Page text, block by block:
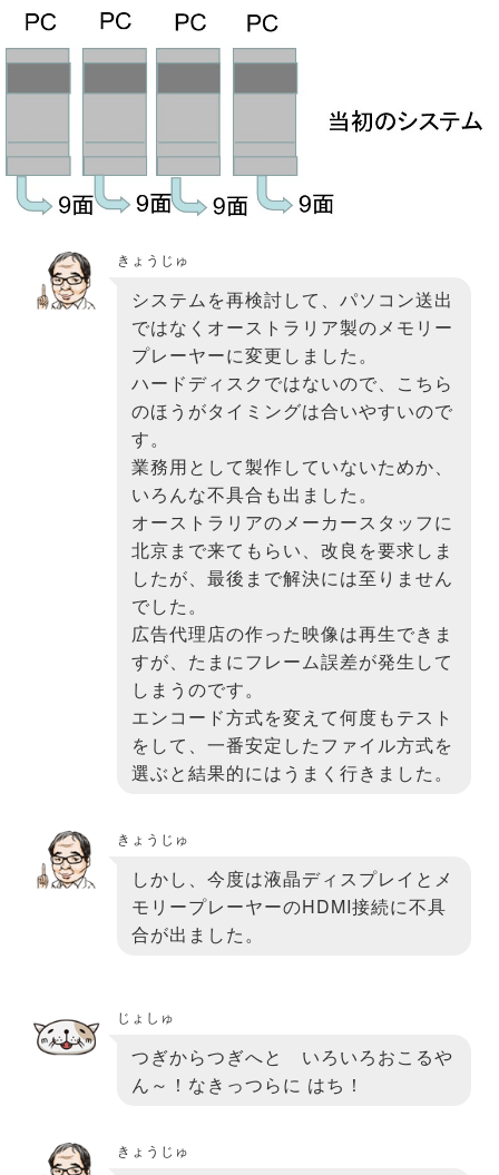
きょうじゅ
システムを再検討して、パソコン送出
ではなくオーストラリア製のメモリー
プレーヤーに変更しました。
ハードディスクではないので、こちら
のほうがタイミングは合いやすいので
す。
業務用として製作していないためか、
いろんな不具合も出ました。
オーストラリアのメーカースタッフに
北京まで来てもらい、改良を要求しま
したが、最後まで解決には至りません
でした。
広告代理店の作った映像は再生できま
すが、たまにフレーム誤差が発生して
しまうのです。
エンコード方式を変えて何度もテスト
をして、一番安定したファイル方式を
選ぶと結果的にはうまく行きました。
きょうじゅ
しかし、今度は液晶ディスプレイとメ
モリープレーヤーのHDMI接続に不具
合が出ました。
じょしゅ
つぎからつぎへと いろいろおこるや
ん～！なきっつらに はち！
きょうじゅ